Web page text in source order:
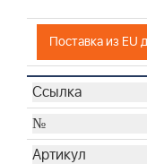
Поставка из EU